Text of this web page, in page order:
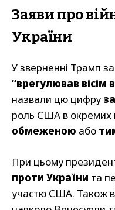
Заяви про
України
У зверненні Трамп
“врегулював вісім
назвали цю цифру
роль США в окремих
обмеженою або
При цьому
проти України та
участю США. Також